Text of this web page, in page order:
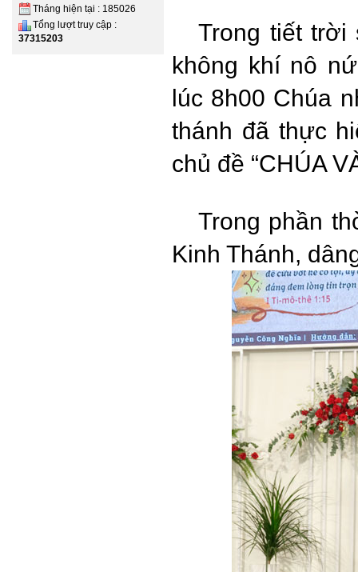
Tháng hiện tại : 185026
Tổng lượt truy cập :
37315203
Trong tiết trời
không khí nô
lúc 8h00 Chúa
thánh đã thực
chủ đề “CHÚA
Trong phần
Kinh Thánh,